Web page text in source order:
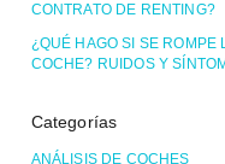
CONTRATO DE RENTING?
¿QUÉ HAGO SI SE ROMPE
COCHE? RUIDOS Y
Categorías
ANÁLISIS DE COCHES